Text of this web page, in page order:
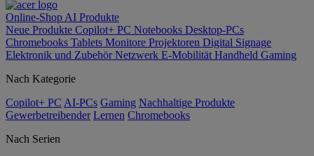
Online-Shop AI Produkte
Neue Produkte Copilot+ PC Notebooks Desktop-PCs
Chromebooks Tablets Monitore Projektoren Digital Signage
Elektronik und ZubehörNetzwerk E-Mobilität Handheld Gaming
Nach Kategorie
Copilot+ PC AI-PCs Gaming Nachhaltige Produkte
Gewerbetreibender Lernen Chromebooks
Nach Serien